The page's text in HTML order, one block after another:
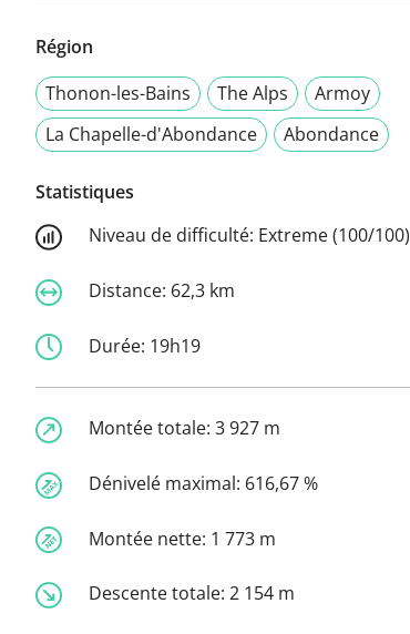
Région
Thonon-les-Bains
The Alps
Armoy
La Chapelle-d'Abondance
Abondance
Statistiques
Niveau de difficulté: Extreme (100/100)
Distance: 62,3 km
Durée: 19h19
Montée totale: 3 927 m
Dénivelé maximal: 616,67 %
Montée nette: 1 773 m
Descente totale: 2 154 m